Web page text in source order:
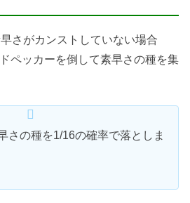
さがカンストしていない場合
ペッカーを倒して素早さの種を集
さの種を1/16の確率で落としま